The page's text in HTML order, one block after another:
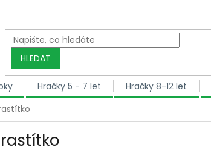
HLEDAT
Hračky 5 - 7 let Hračky 8-12 let